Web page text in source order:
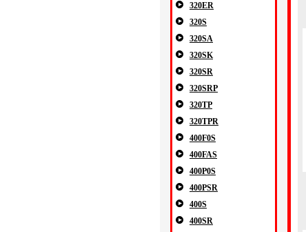
320ER
320S
320SA
320SK
320SR
320SRP
320TP
320TPR
400F0S
400FAS
400P0S
400PSR
400S
400SR